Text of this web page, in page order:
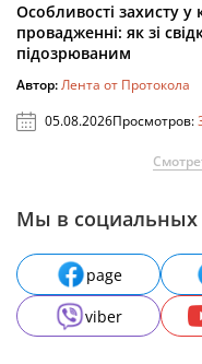
Особливості захисту
провадженні: як зі
підозрюваним
Автор:Лента от Протокола
05.08.2026Просмотров:
Мы в социальных
page
viber